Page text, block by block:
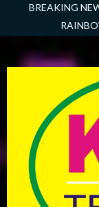
BREAKING